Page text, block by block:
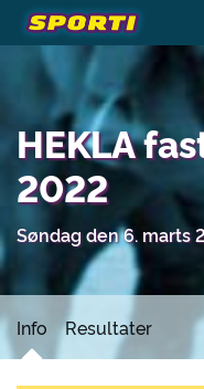
HEKLA
2022
Søndag den 6. marts
Info Resultater